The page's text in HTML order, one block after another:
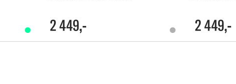
2 449,- 2 449,-